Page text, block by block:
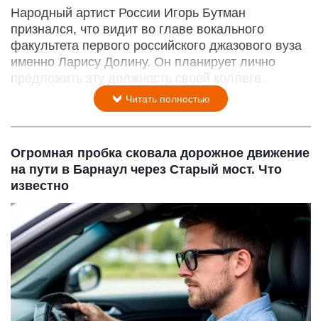
Народный артист России Игорь Бутман
признался, что видит во главе вокального
факультета первого российского джазового вуза
именно Ларису Долину. Он планирует лично
предложить эту должность своей коллеге.
Читать полностью
Огромная пробка сковала дорожное движение
на пути в Барнаул через Старый мост. Что
известно